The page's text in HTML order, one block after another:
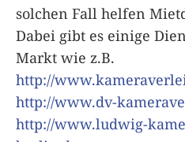
solchen Fall helfen
Dabei gibt es einige
Markt wie z.B.
http://
http://www.dv-
http://www.ludwig-